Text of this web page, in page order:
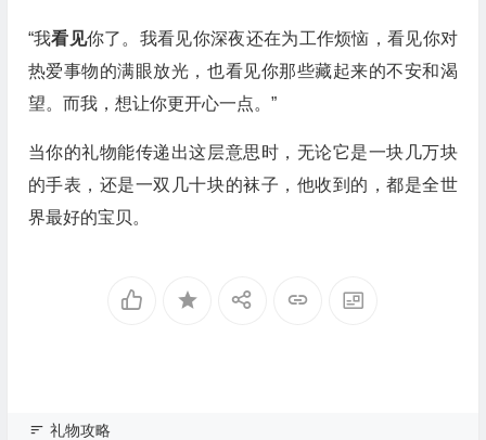
“我看见你了。我看见你深夜还在为工作烦恼，看见你对
热爱事物的满眼放光，也看见你那些藏起来的不安和渴
望。而我，想让你更开心一点。”
当你的礼物能传递出这层意思时，无论它是一块几万块
的手表，还是一双几十块的袜子，他收到的，都是全世
界最好的宝贝。
礼物攻略